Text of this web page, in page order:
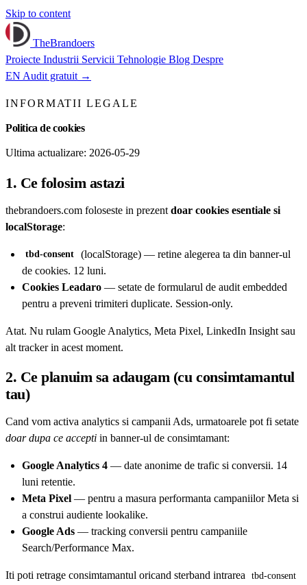
Skip to content
TheBrandoers
Proiecte Industrii Servicii Tehnologie Blog Despre
EN Audit gratuit →
INFORMATII LEGALE
Politica de cookies
Ultima actualizare: 2026-05-29
1. Ce folosim astazi
thebrandoers.com foloseste in prezent doar cookies esentiale si
localStorage:
tbd-consent
(localStorage) — retine alegerea ta din banner-ul
de cookies. 12 luni.
Cookies Leadaro — setate de formularul de audit embedded
pentru a preveni trimiteri duplicate. Session-only.
Atat. Nu rulam Google Analytics, Meta Pixel, LinkedIn Insight sau
alt tracker in acest moment.
2. Ce planuim sa adaugam (cu consimtamantul
tau)
Cand vom activa analytics si campanii Ads, urmatoarele pot fi setate
doar dupa ce accepti in banner-ul de consimtamant:
Google Analytics 4 — date anonime de trafic si conversii. 14
luni retentie.
Meta Pixel — pentru a masura performanta campaniilor Meta si
a construi audiente lookalike.
Google Ads — tracking conversii pentru campaniile
Search/Performance Max.
Iti poti retrage consimtamantul oricand sterband intrarea tbd-consent